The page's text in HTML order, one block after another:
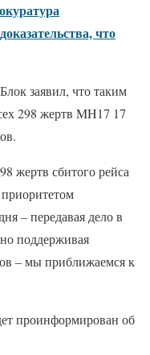
что
заявил, что таким
298 жертв MH17 17
жертв сбитого рейса
– передавая дело в
поддерживая
– мы приближаемся к
проинформирован об